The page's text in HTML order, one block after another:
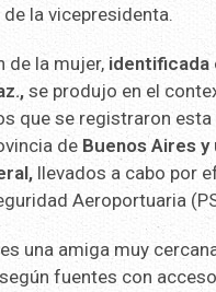
la vicepresidenta.
de la mujer, identificada
se produjo en el
que se registraron
de Buenos Aires y
llevados a cabo por
Aeroportuaria
una amiga muy
fuentes con